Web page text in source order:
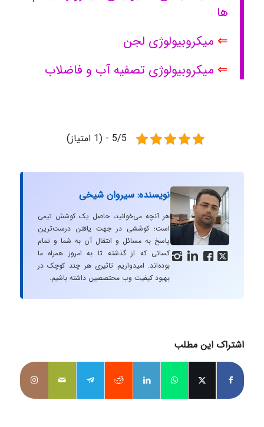
ها
⇐ میکروبیولوژی لجن
⇐ میکروبیولوژی تصفیه آب و فاضلاب
5/5 - (1 امتیاز)
   
نویسنده: سیروان شیخی
هر آنچه می‌خوانید، حاصل یک کوشش تیمی
است؛ کوششی در جهت یافتن درست‌ترین
پاسخ به مسائل و انتقال آن به شما و تمام
کسانی که از گذشته تا به امروز همراه ما
بوده‌اند. امیدواریم تاثیری هر چند کوچک در
بهبود کیفیت وب محتصصین داشته باشیم.
اشتراک این مطلب